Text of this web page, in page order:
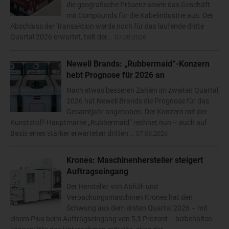
die geografische Präsenz sowie das Geschäft
mit Compounds für die Kabelindustrie aus. Der
Abschluss der Transaktion werde noch für das laufende dritte
Quartal 2026 erwartet, teilt der...
Newell Brands: „Rubbermaid“-Konzern
hebt Prognose für 2026 an
Nach etwas besseren Zahlen im zweiten Quartal
2026 hat Newell Brands die Prognose für das
Gesamtjahr angehoben. Der Konzern mit der
Kunststoff-Hauptmarke „Rubbermaid“ rechnet nun – auch auf
Basis eines stärker erwarteten dritten...
Krones: Maschinenhersteller steigert
Auftragseingang
Der Hersteller von Abfüll- und
Verpackungsmaschinen Krones hat den
Schwung aus dem ersten Quartal 2026 – mit
einem Plus beim Auftragseingang von 5,3 Prozent – beibehalten